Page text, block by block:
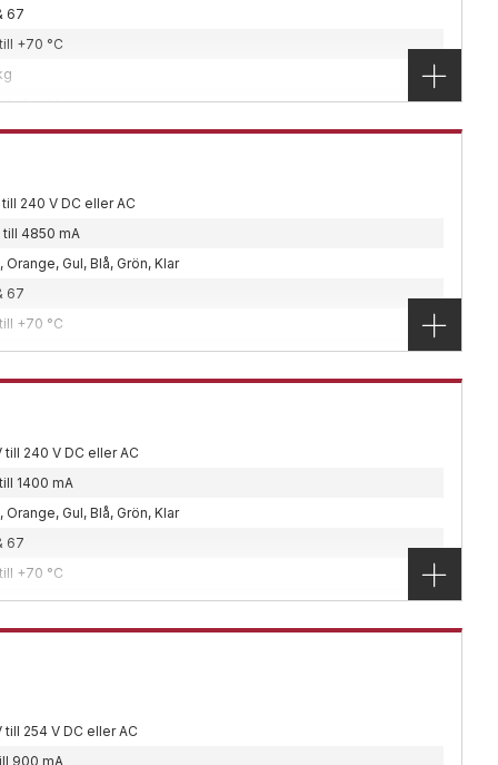
| Stål
,
67
+70 °C
mm
Vägg
Utomhus
i zon 1 eller zon 2.
till 240 V DC eller AC
till 4850 mA
Orange, Gul, Blå, Grön, Klar
67
+70 °C
mm
| Stål | Glas
Utomhus
zon 2. Olika rotationshastigheter.
till 240 V DC eller AC
1400 mA
Orange, Gul, Blå, Grön, Klar
67
+70 °C
mm
| Stål | Glas
till 254 V DC eller AC
900 mA